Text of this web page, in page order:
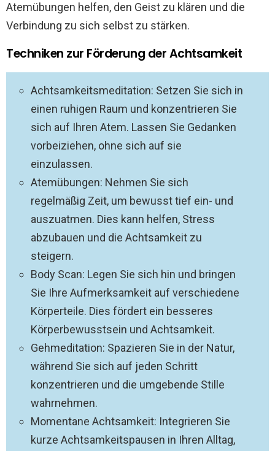
Atemübungen helfen, den Geist zu klären und die
Verbindung zu sich selbst zu stärken.
Techniken zur Förderung der Achtsamkeit
Achtsamkeitsmeditation: Setzen Sie sich in
einen ruhigen Raum und konzentrieren Sie
sich auf Ihren Atem. Lassen Sie Gedanken
vorbeiziehen, ohne sich auf sie
einzulassen.
Atemübungen: Nehmen Sie sich
regelmäßig Zeit, um bewusst tief ein- und
auszuatmen. Dies kann helfen, Stress
abzubauen und die Achtsamkeit zu
steigern.
Body Scan: Legen Sie sich hin und bringen
Sie Ihre Aufmerksamkeit auf verschiedene
Körperteile. Dies fördert ein besseres
Körperbewusstsein und Achtsamkeit.
Gehmeditation: Spazieren Sie in der Natur,
während Sie sich auf jeden Schritt
konzentrieren und die umgebende Stille
wahrnehmen.
Momentane Achtsamkeit: Integrieren Sie
kurze Achtsamkeitspausen in Ihren Alltag,